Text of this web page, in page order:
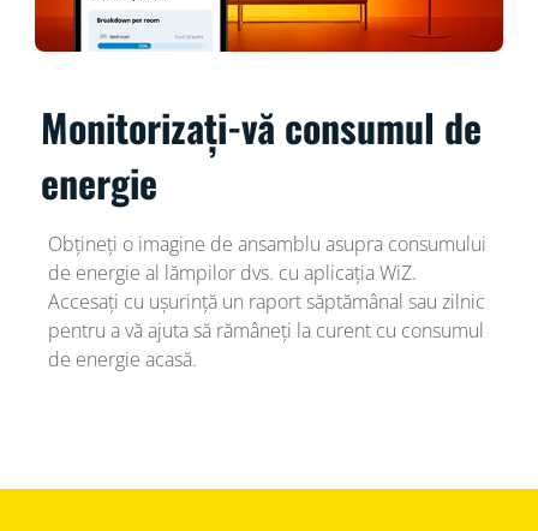
Monitorizați-vă consumul de
energie
Obțineți o imagine de ansamblu asupra consumului
de energie al lămpilor dvs. cu aplicația WiZ.
Accesați cu ușurință un raport săptămânal sau zilnic
pentru a vă ajuta să rămâneți la curent cu consumul
de energie acasă.